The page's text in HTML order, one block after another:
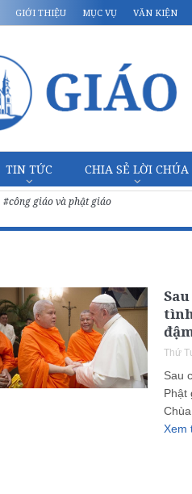
GIỚI THIỆU MỤC VỤ VĂN KIỆN
TIN TỨC CHIA SẺ LỜI CHÚA
#công giáo và phật giáo
Thứ
Sau
Phật
Xem